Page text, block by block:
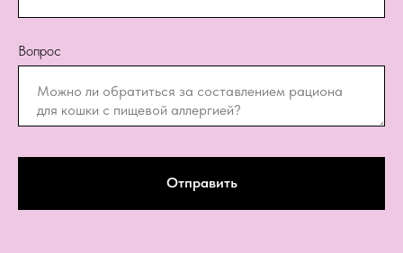
Вопрос
Отправить